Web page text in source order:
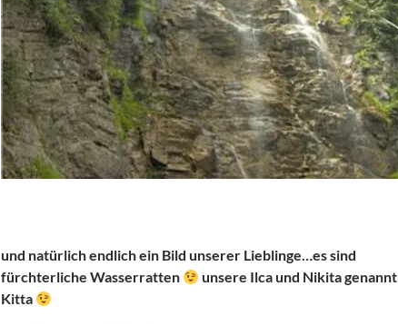
und natürlich endlich ein Bild unserer Lieblinge…es sind
fürchterliche Wasserratten
unsere Ilca und Nikita genannt
Kitta